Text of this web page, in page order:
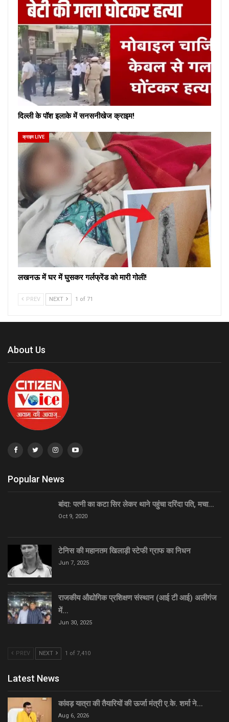
दिल्ली के पॉश इलाके में सनसनीखेज क्राइम!
क्राइम LIVE
लखनऊ में घर में घुसकर गर्लफ्रेंड को मारी गोली!
PREV NEXT 1 of 71
About Us
Popular News
बांदा: पत्नी का कटा सिर लेकर थाने पहुंचा दरिंदा पति, मचा…
Oct 9, 2020
टेनिस की महानतम खिलाड़ी स्टेफी ग्राफ का निधन
Jun 7, 2025
राजकीय औद्योगिक प्रशिक्षण संस्थान (आई टी आई) अलीगंज
में…
Jun 30, 2025
PREV NEXT 1 of 7,410
Latest News
कांवड़ यात्रा की तैयारियों की ऊर्जा मंत्री ए.के. शर्मा ने…
Aug 6, 2026